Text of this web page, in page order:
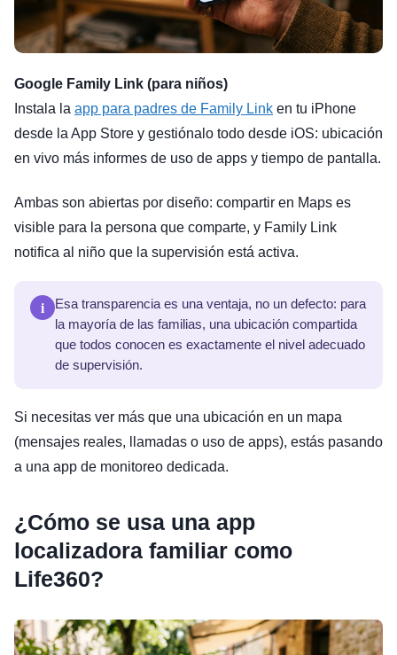
Google Family Link (para niños)
Instala la app para padres de Family Link en tu iPhone
desde la App Store y gestiónalo todo desde iOS: ubicación
en vivo más informes de uso de apps y tiempo de pantalla.
Ambas son abiertas por diseño: compartir en Maps es
visible para la persona que comparte, y Family Link
notifica al niño que la supervisión está activa.
i
Esa transparencia es una ventaja, no un defecto: para
la mayoría de las familias, una ubicación compartida
que todos conocen es exactamente el nivel adecuado
de supervisión.
Si necesitas ver más que una ubicación en un mapa
(mensajes reales, llamadas o uso de apps), estás pasando
a una app de monitoreo dedicada.
¿Cómo se usa una app
localizadora familiar como
Life360?